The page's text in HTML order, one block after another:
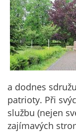
a dodnes
patrioty. Při
službu (nejen
zajímavých